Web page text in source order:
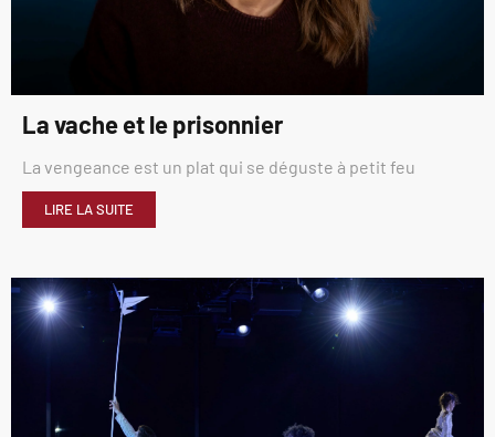
La vache et le prisonnier
La vengeance est un plat qui se déguste à petit feu
LIRE LA SUITE